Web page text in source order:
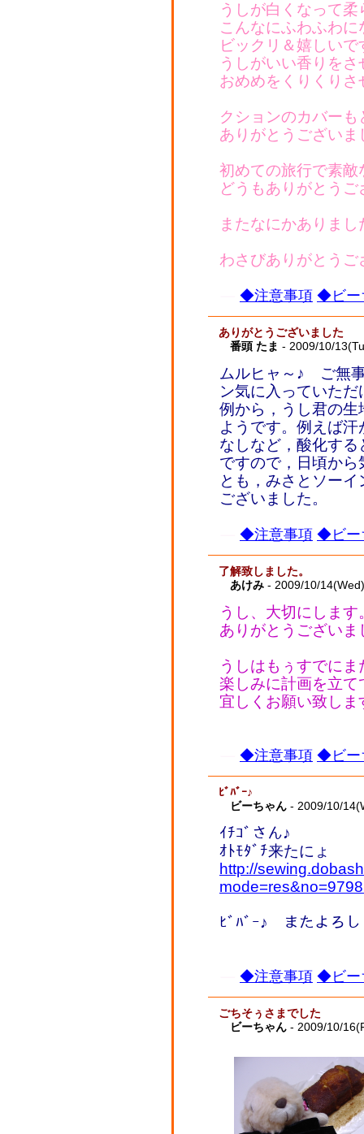
うしが白くなって
こんなにふわふわ
ビックリ＆嬉しいで
うしがいい香りを
おめめをくりくりさ
クションのカバー
ありがとうございま
初めての旅行で素
どうもありがとう
またなにかありま
わさびありがとうご
◆注意事項 ◆ビー
ありがとうございました
番頭 たま - 2009/10/
ムルヒャ～♪ ご無
ン気に入っていた
例から，うし君の
ようです。例えば
なしなど，酸化す
ですので，日頃か
とも，みさとソー
ございました。
◆注意事項 ◆ビー
了解致しました。
あけみ - 2009/10/
うし、大切にします
ありがとうございま
うしはもぅすでに
楽しみに計画を立
宜しくお願い致しま
◆注意事項 ◆ビー
ﾋﾞﾊﾞｰ♪
ビーちゃん - 2009/10/
ｲﾁｺﾞさん♪
ｵﾄﾓﾀﾞﾁ来たにょ
http://
ﾋﾞﾊﾞｰ♪ またよろし
◆注意事項 ◆ビー
ごちそぅさまでした
ビーちゃん - 2009/10/